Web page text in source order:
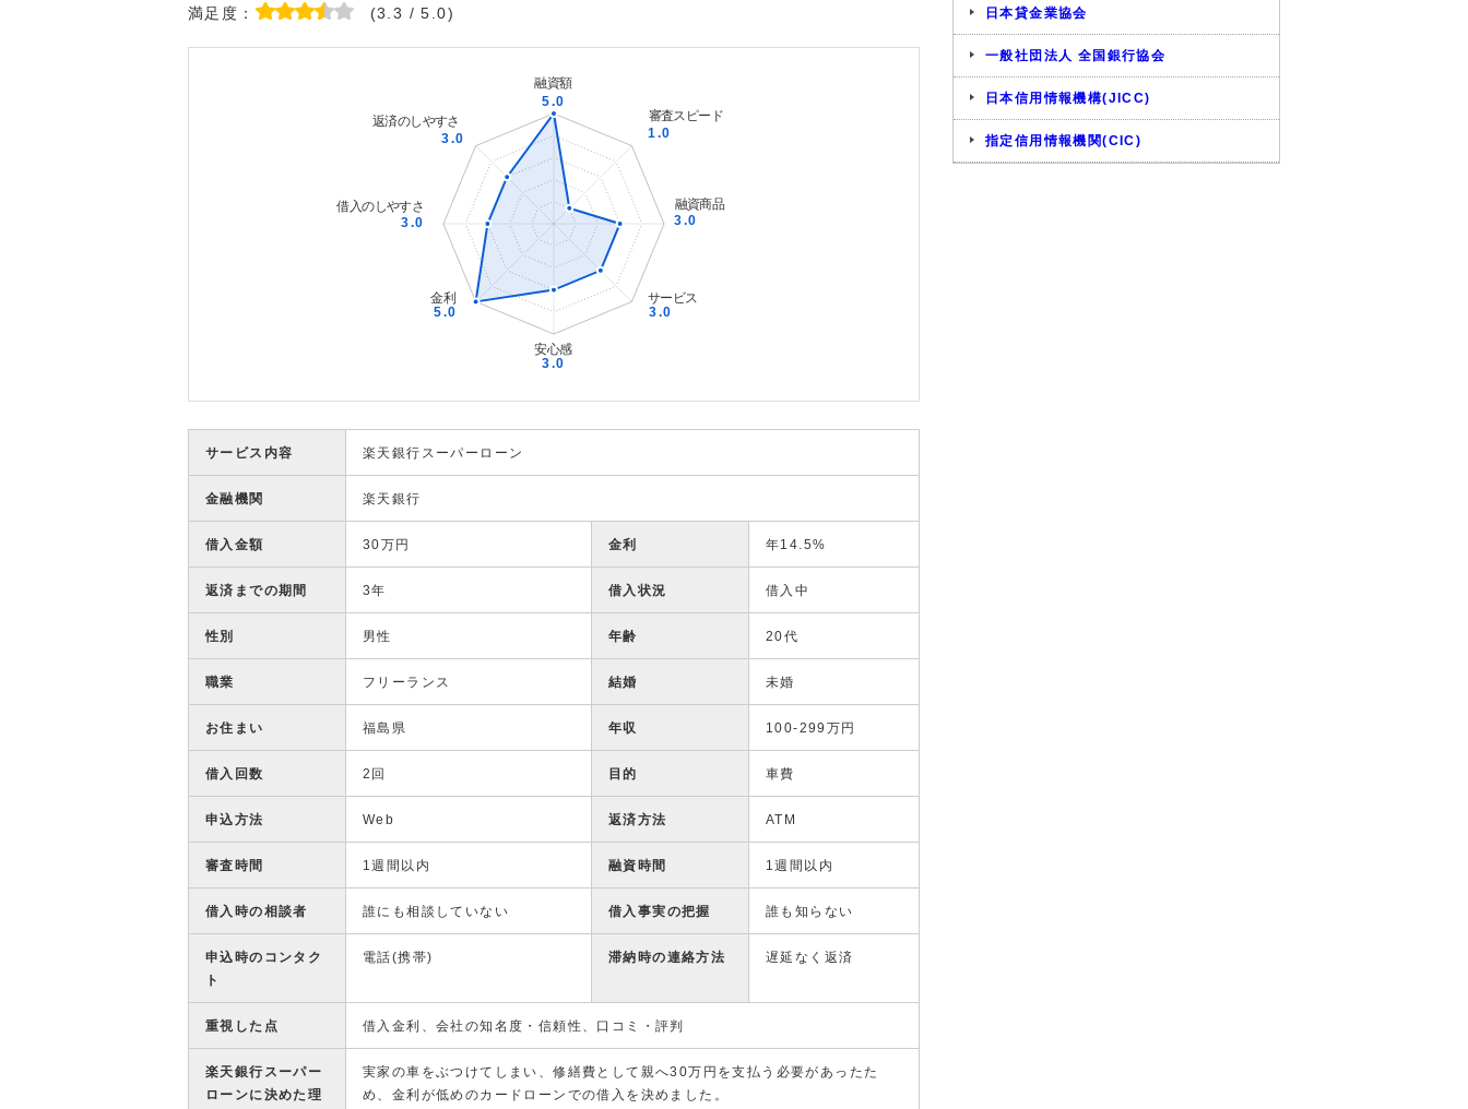
満足度： (3.3 / 5.0)
サービス内容 楽天銀行スーパーローン
金融機関 楽天銀行
借入金額 30万円 金利 年14.5%
返済までの期間 3年 借入状況 借入中
性別 男性 年齢 20代
職業 フリーランス 結婚 未婚
お住まい 福島県 年収 100-299万円
借入回数 2回 目的 車費
申込方法 Web 返済方法 ATM
審査時間 1週間以内 融資時間 1週間以内
借入時の相談者 誰にも相談していない 借入事実の把握 誰も知らない
申込時のコンタク
ト
電話(携帯) 滞納時の連絡方法 遅延なく返済
重視した点 借入金利、会社の知名度・信頼性、口コミ・評判
楽天銀行スーパー
ローンに決めた理
実家の車をぶつけてしまい、修繕費として親へ30万円を支払う必要があったた
め、金利が低めのカードローンでの借入を決めました。
日本貸金業協会
一般社団法人 全国銀行協会
日本信用情報機構(JICC)
指定信用情報機関(CIC)